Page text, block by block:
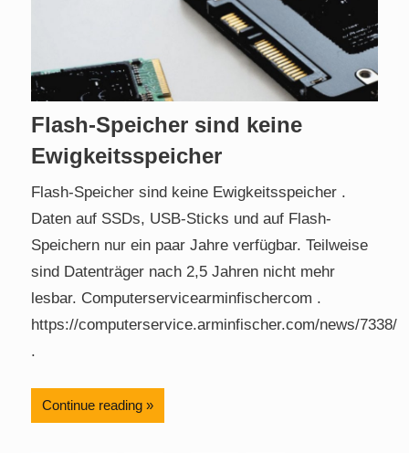
Flash-Speicher sind keine
Ewigkeitsspeicher
Flash-Speicher sind keine Ewigkeitsspeicher .
Daten auf SSDs, USB-Sticks und auf Flash-
Speichern nur ein paar Jahre verfügbar. Teilweise
sind Datenträger nach 2,5 Jahren nicht mehr
lesbar. Computerservicearminfischercom .
https://computerservice.arminfischer.com/news/7338/
.
Continue reading